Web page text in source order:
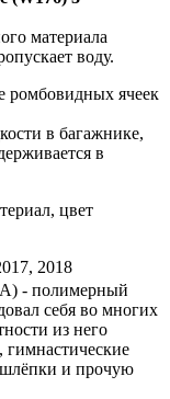
материала
воду.
ромбовидных ячеек
в багажнике,
в
цвет
2018
- полимерный
себя во многих
из него
и прочую